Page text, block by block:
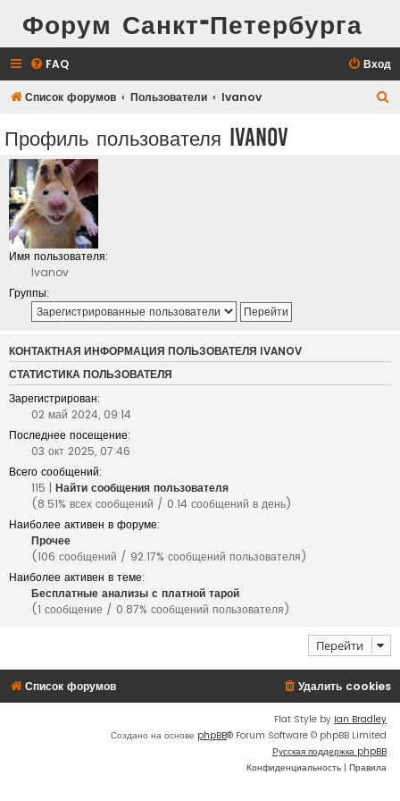
Форум Санкт-Петербурга
FAQ Вход
Список форумов Пользователи Ivanov
Профиль пользователя Ivanov
Имя пользователя:
Ivanov
Группы:
КОНТАКТНАЯ ИНФОРМАЦИЯ ПОЛЬЗОВАТЕЛЯ IVANOV
СТАТИСТИКА ПОЛЬЗОВАТЕЛЯ
Зарегистрирован:
02 май 2024, 09:14
Последнее посещение:
03 окт 2025, 07:46
Всего сообщений:
115 | Найти сообщения пользователя
(8.51% всех сообщений / 0.14 сообщений в день)
Наиболее активен в форуме:
Прочее
(106 сообщений / 92.17% сообщений пользователя)
Наиболее активен в теме:
Бесплатные анализы с платной тарой
(1 сообщение / 0.87% сообщений пользователя)
Перейти
Список форумов Удалить cookies
Flat Style by Ian Bradley
Создано на основе phpBB® Forum Software © phpBB Limited
Русская поддержка phpBB
Конфиденциальность | Правила